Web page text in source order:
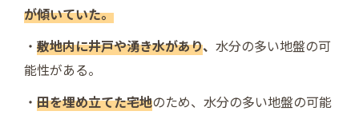
が傾いていた。
・ 敷地内に井戸や湧き水があり、 水分の多い地盤の可
能性がある。
・ 田を埋め立てた宅地のため、水分の多い地盤の可能